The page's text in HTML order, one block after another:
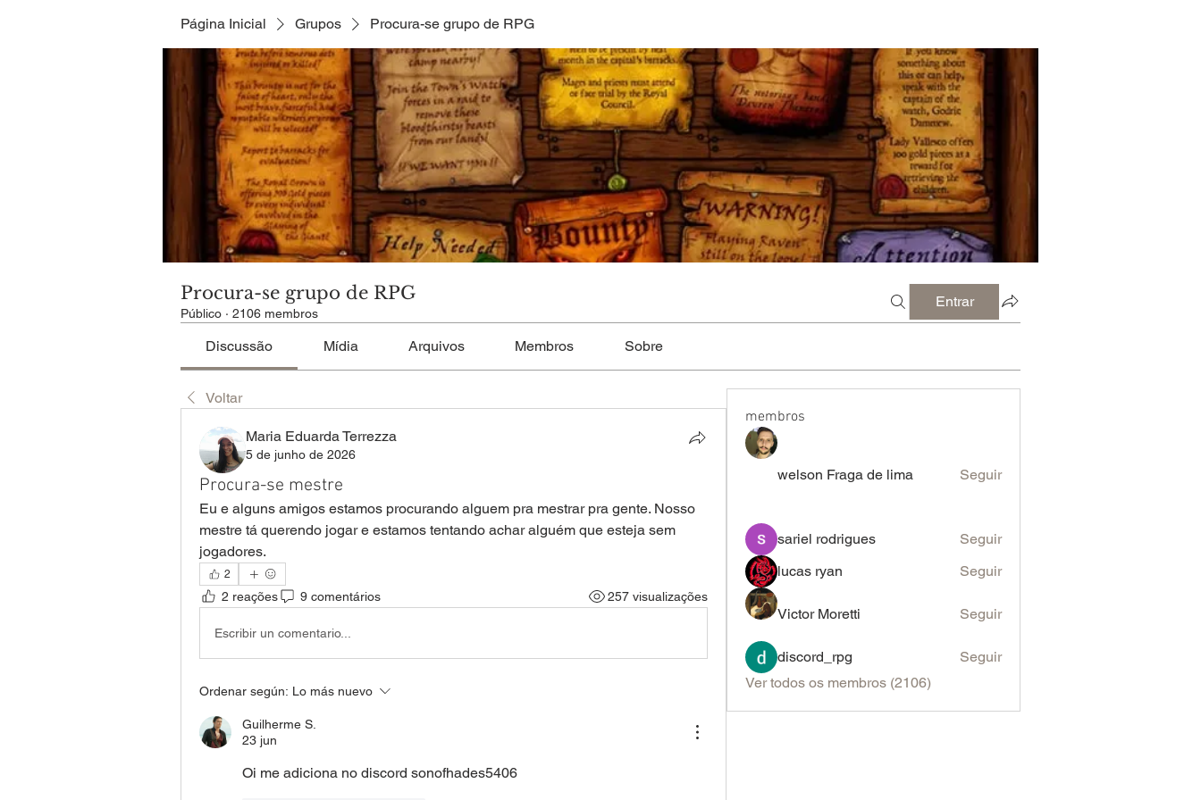
Página Inicial Grupos Procura-se grupo de RPG
Procura-se grupo de RPG
Público · 2106 membros
Entrar
Discussão Mídia Arquivos Membros Sobre
Voltar
Maria Eduarda Terrezza
5 de junho de 2026
Procura-se mestre
Eu e alguns amigos estamos procurando alguem pra mestrar pra gente. Nosso
mestre tá querendo jogar e estamos tentando achar alguém que esteja sem
jogadores.
2
2 reações 9 comentários 257 visualizações
Escribir un comentario...
Ordenar según: Lo más nuevo
Guilherme S.
23 jun
Oi me adiciona no discord sonofhades5406
membros
welson Fraga de lima Seguir
sariel rodrigues
Seguir
lucas ryan
Seguir
Victor Moretti Seguir
discord_rpg
Seguir
Ver todos os membros (2106)